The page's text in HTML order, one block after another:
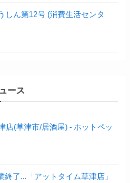
しん第12号 (消費生活センタ
ース
店(草津市/居酒屋) - ホットペッ
終了...「アットタイム草津店」